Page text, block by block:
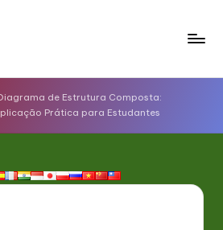
de Estrutura Composta:
Prática para Estudantes